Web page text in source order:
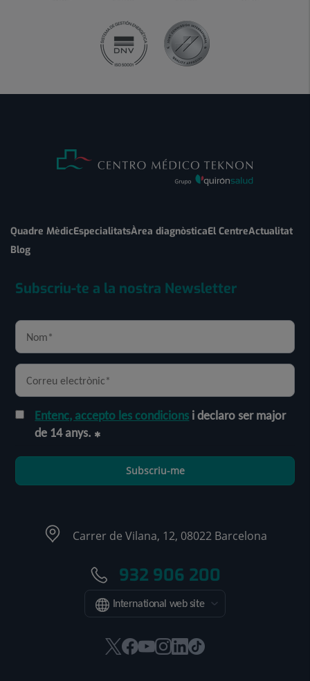
Quadre MèdicEspecialitatsÀrea diagnòsticaEl CentreActualitat
Blog
Subscriu-te a la nostra Newsletter
Entenc, accepto les condicions i declaro ser major
de 14 anys.
Subscriu-me
Carrer de Vilana, 12, 08022 Barcelona
932 906 200
International web site
AquestAquestAquestAquest
AquestEnllaç